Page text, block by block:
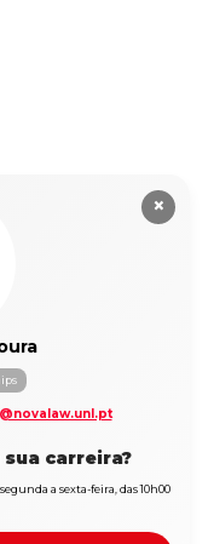
×
carreira?
a sexta-feira, das 10h00